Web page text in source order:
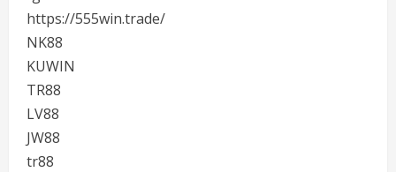
https://555win.trade/
NK88
KUWIN
TR88
LV88
JW88
tr88